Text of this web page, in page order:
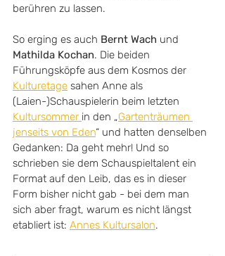
berühren zu lassen.
So erging es auch Bernt Wach und
Mathilda Kochan. Die beiden
Führungsköpfe aus dem Kosmos der
Kulturetage sahen Anne als
(Laien-)Schauspielerin beim letzten
Kultursommer in den „Gartenträumen
jenseits von Eden“ und hatten denselben
Gedanken: Da geht mehr! Und so
schrieben sie dem Schauspieltalent ein
Format auf den Leib, das es in dieser
Form bisher nicht gab - bei dem man
sich aber fragt, warum es nicht längst
etabliert ist: Annes Kultursalon.